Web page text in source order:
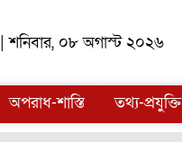
০৮ অগাস্ট ২০২৬
অপরাধ-শাস্তি তথ্য-প্রযুক্তি